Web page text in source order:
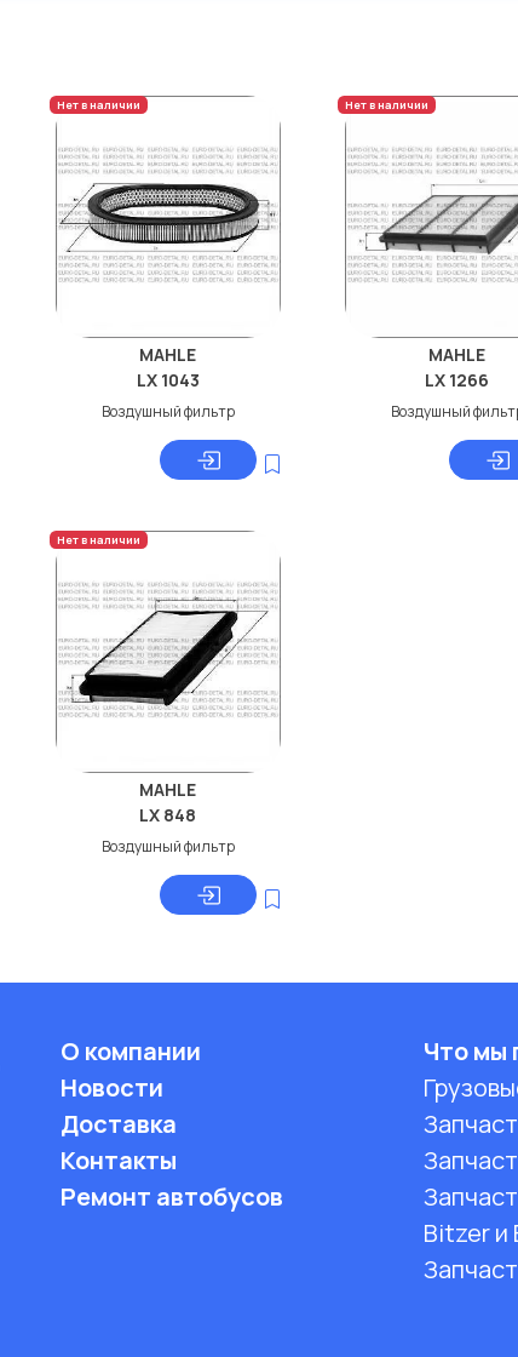
Нет в наличии
MAHLE
LX 1043
Воздушный фильтр
Нет в наличии
MAHLE
LX 1266
Воздушный
Нет в наличии
MAHLE
LX 848
Воздушный фильтр
О компании
Новости
Доставка
Контакты
Ремонт автобусов
Что мы
Bitzer и